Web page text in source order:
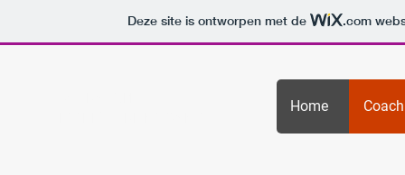
Deze site is ontworpen met de .com
Home